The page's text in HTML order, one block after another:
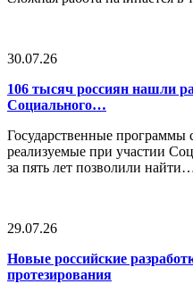
30.07.26
106 тысяч россиян нашли
Социального…
Государственные программы
реализуемые при участии
за пять лет позволили
29.07.26
Новые российские
протезирования